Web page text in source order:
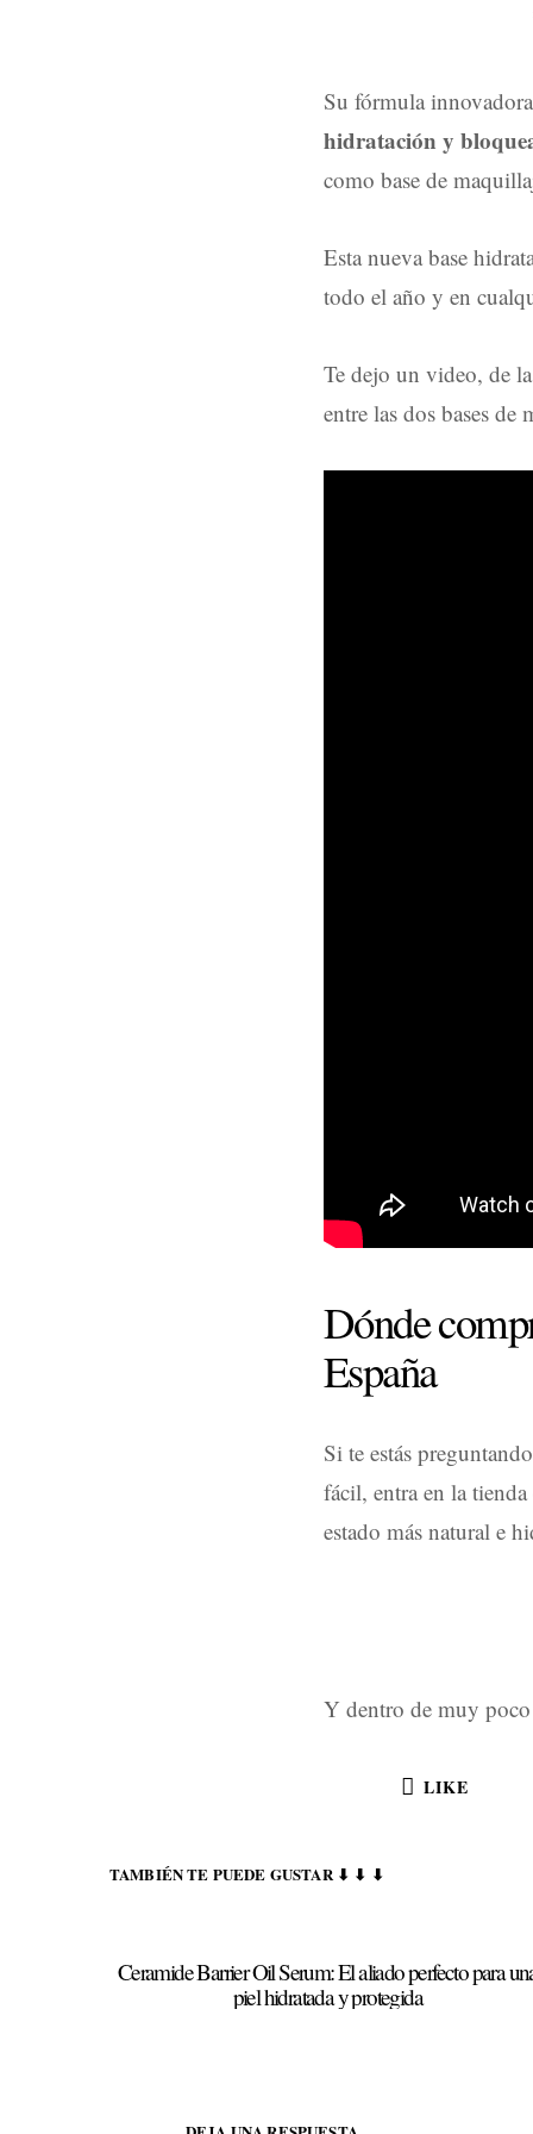
Su fórmula
hidratación y
como base de
Esta nueva base
todo el año y en
Te dejo un video, de
entre las dos bases
Dónde
España
Si te estás
fácil, entra en la
estado más natural e
Y dentro de muy
LIKE
TAMBIÉN TE PUEDE GUSTAR ⬇ ⬇ ⬇
Ceramide Barrier Oil Serum: El aliado perfecto para
piel hidratada y protegida